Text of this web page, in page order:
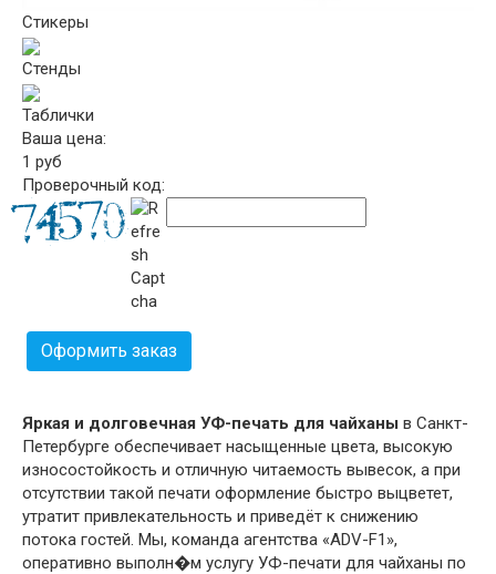
Стикеры
Стенды
Таблички
Ваша цена:
1 руб
Проверочный код:
Оформить заказ
Яркая и долговечная УФ-печать для чайханы в Санкт-
Петербурге обеспечивает насыщенные цвета, высокую
износостойкость и отличную читаемость вывесок, а при
отсутствии такой печати оформление быстро выцветет,
утратит привлекательность и приведёт к снижению
потока гостей. Мы, команда агентства «ADV-F1»,
оперативно выполн�м услугу УФ-печати для чайханы по